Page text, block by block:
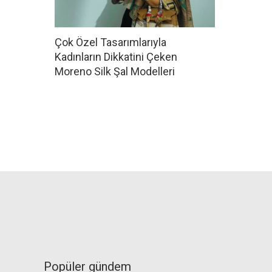
Çok Özel Tasarımlarıyla
Kadınların Dikkatini Çeken
Moreno Silk Şal Modelleri
Popüler gündem